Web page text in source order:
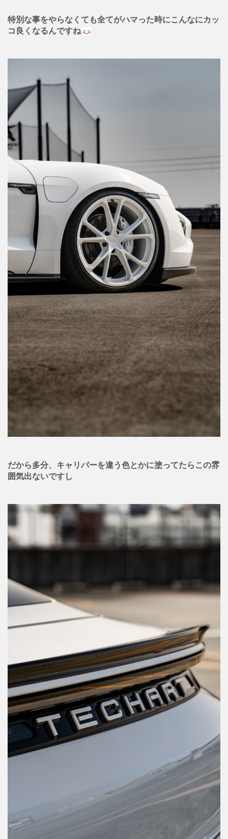
特別な事をやらなくても全てがハマった時にこんなにカッ
コ良くなるんですね
だから多分、キャリパーを違う色とかに塗ってたらこの雰
囲気出ないですし